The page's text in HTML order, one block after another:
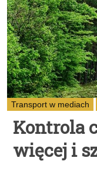
Transport w mediach
Kontrola
więcej i